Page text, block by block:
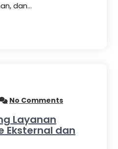
dan…
No Comments
Layanan
Eksternal dan